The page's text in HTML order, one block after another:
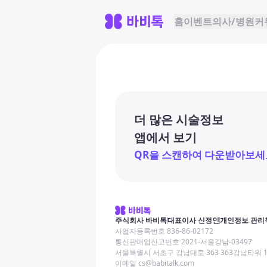
홈이벤트의사/병원커
더 많은 시술정보
앱에서 보기
QR을 스캔하여 다운받아보세
주식회사 바비톡대표이사 신정인개인정보 관리
사업자등록번호 836-86-02172
통신판매업신고번호 2021-서울강남-03497
서울특별시 서초구 강남대로 363 363강남타워
이메일 cs@babitalk.com